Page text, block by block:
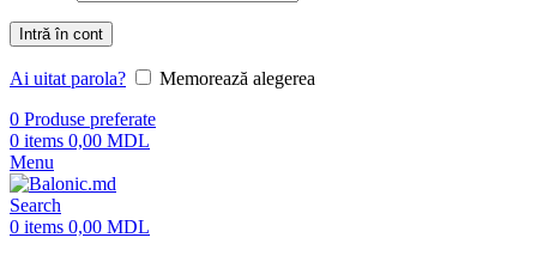
Intră în cont
Ai uitat parola?
Memorează alegerea
0 Produse preferate
0 items 0,00 MDL
Menu
Search
0 items 0,00 MDL